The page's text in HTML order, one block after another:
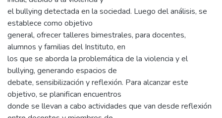
el bullying detectada en la sociedad. Luego del análisis, se
establece como objetivo
general, ofrecer talleres bimestrales, para docentes,
alumnos y familias del Instituto, en
los que se aborda la problemática de la violencia y el
bullying, generando espacios de
debate, sensibilización y reflexión. Para alcanzar este
objetivo, se planifican encuentros
donde se llevan a cabo actividades que van desde reflexión